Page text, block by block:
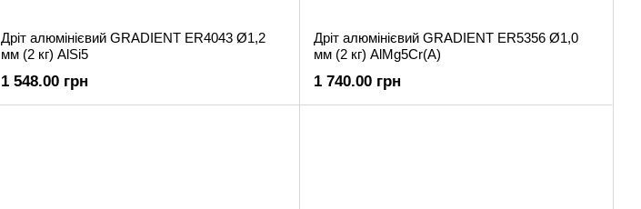
Дріт алюмінієвий GRADIENT ER4043 Ø1,2
мм (2 кг) AlSi5
1 548.00 грн
Дріт алюмінієвий GRADIENT ER5356 Ø1,0
мм (2 кг) AlMg5Cr(A)
1 740.00 грн